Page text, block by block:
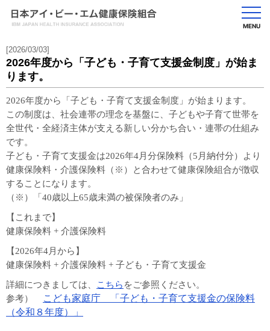
MENU
[2026/03/03]
2026年度から「子ども・子育て支援金制度」が始ま
ります。
2026年度から「子ども・子育て支援金制度」が始まります。
この制度は、社会連帯の理念を基盤に、子どもや子育て世帯を
全世代・全経済主体が支える新しい分かち合い・連帯の仕組み
です。
子ども・子育て支援金は2026年4月分保険料（5月納付分）より
健康保険料・介護保険料（※）と合わせて健康保険組合が徴収
することになります。
（※）「40歳以上65歳未満の被保険者のみ」
【これまで】
健康保険料 + 介護保険料
【2026年4月から】
健康保険料 + 介護保険料 + 子ども・子育て支援金
詳細につきましては、 こちら をご参照ください。
参考）
こども家庭庁 「子ども・子育て支援金の保険料
（令和８年度）」